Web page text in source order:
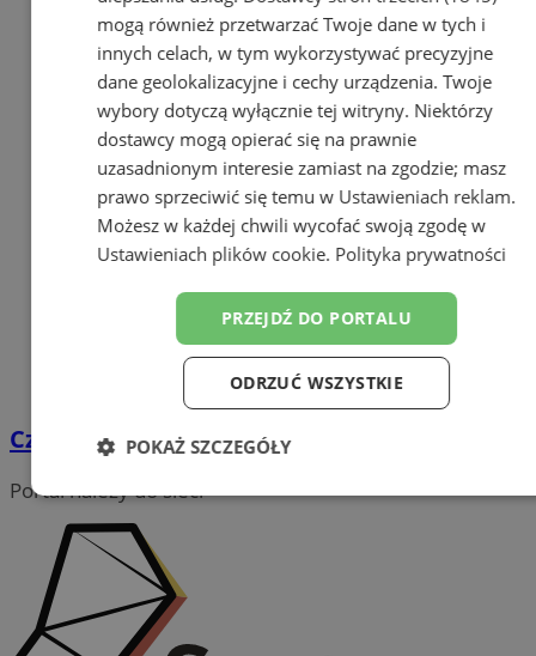
Czy kolczyki ze srebra są dobre?
Portal należy do sieci
mogą również przetwarzać Twoje dane w tych i
innych celach, w tym wykorzystywać precyzyjne
dane geolokalizacyjne i cechy urządzenia. Twoje
wybory dotyczą wyłącznie tej witryny. Niektórzy
dostawcy mogą opierać się na prawnie
uzasadnionym interesie zamiast na zgodzie; masz
prawo sprzeciwić się temu w Ustawieniach reklam.
Możesz w każdej chwili wycofać swoją zgodę w
Ustawieniach plików cookie. Polityka prywatności
PRZEJDŹ DO PORTALU
ODRZUĆ WSZYSTKIE
POKAŻ SZCZEGÓŁY
Niezbędne Wydajność Targetowanie
Funkcjonalność